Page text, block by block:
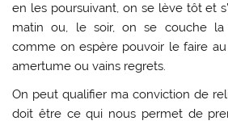
en les poursuivant, on se lève tôt et
matin ou, le soir, on se couche la
comme on espère pouvoir le faire
amertume ou vains regrets.
On peut qualifier ma conviction de
doit être ce qui nous permet de